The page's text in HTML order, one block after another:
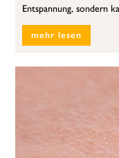
Entspannung, sondern
mehr lesen